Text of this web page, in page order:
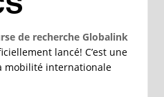
de recherche Globalink
lancé! C’est une
mobilité internationale